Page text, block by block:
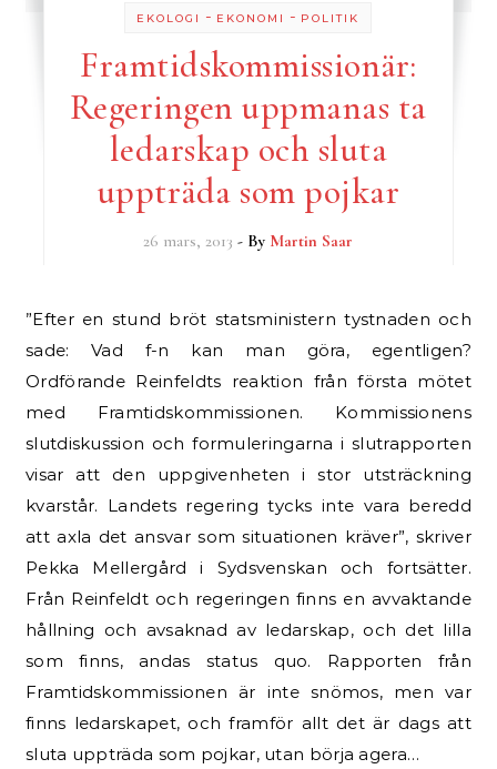
EKOLOGI - EKONOMI - POLITIK
Framtidskommissionär:
Regeringen uppmanas ta
ledarskap och sluta
uppträda som pojkar
26 mars, 2013 - By Martin Saar
”Efter en stund bröt statsministern tystnaden och
sade: Vad f-n kan man göra, egentligen?
Ordförande Reinfeldts reaktion från första mötet
med Framtidskommissionen. Kommissionens
slutdiskussion och formuleringarna i slutrapporten
visar att den uppgivenheten i stor utsträckning
kvarstår. Landets regering tycks inte vara beredd
att axla det ansvar som situationen kräver”, skriver
Pekka Mellergård i Sydsvenskan och fortsätter.
Från Reinfeldt och regeringen finns en avvaktande
hållning och avsaknad av ledarskap, och det lilla
som finns, andas status quo. Rapporten från
Framtidskommissionen är inte snömos, men var
finns ledarskapet, och framför allt det är dags att
sluta uppträda som pojkar, utan börja agera…